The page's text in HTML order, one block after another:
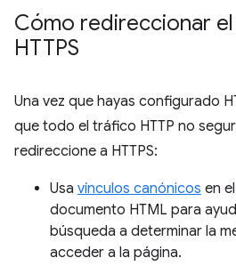
Cómo redireccionar
HTTPS
Una vez que hayas configurado
que todo el tráfico HTTP no
redireccione a HTTPS:
Usa vínculos canónicos en
documento HTML para
búsqueda a determinar la
acceder a la página.